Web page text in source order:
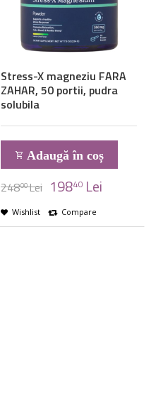
Stress-X magneziu FARA
ZAHAR, 50 portii, pudra
solubila
Adaugă în coș
24800Lei 19840 Lei
Wishlist Compare